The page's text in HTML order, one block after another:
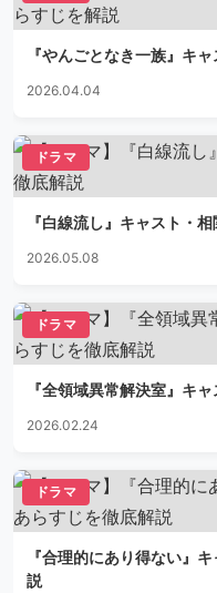
『やんごとなき一族』キ
2026.04.04
ドラマ
『白線流し』キャスト・
2026.05.08
ドラマ
『全領域異常解決室』キ
2026.02.24
ドラマ
『合理的にあり得ない』
説